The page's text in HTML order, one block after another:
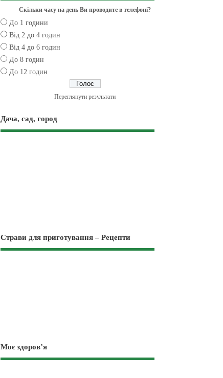
Скільки часу на день Ви проводите в телефоні?
До 1 години
Від 2 до 4 годин
Від 4 до 6 годин
До 8 годин
До 12 годин
Переглянути результати
Дача, сад, город
Страви для приготування – Рецепти
Моє здоров’я